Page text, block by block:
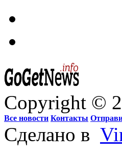
Copyright ©
Все новости Контакты
Сделано в